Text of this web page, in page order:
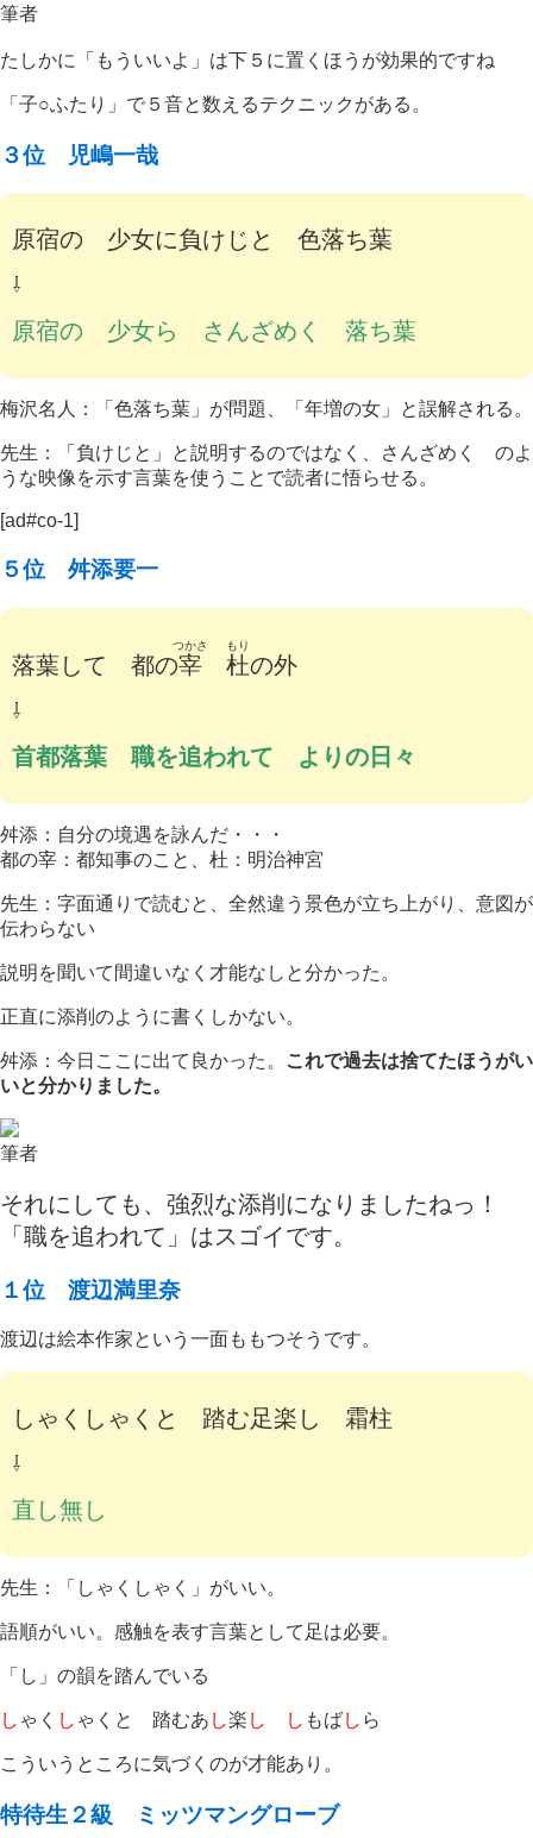
筆者
たしかに「もういいよ」は下５に置くほうが効果的ですね
「子○ふたり」で５音と数えるテクニックがある。
３位 児嶋一哉
原宿の 少女に負けじと 色落ち葉
⇩
原宿の 少女ら さんざめく 落ち葉
梅沢名人：「色落ち葉」が問題、「年増の女」と誤解される。
先生：「負けじと」と説明するのではなく、さんざめく のよ
うな映像を示す言葉を使うことで読者に悟らせる。
[ad#co-1]
５位 舛添要一
落葉して 都の宰
つかさ
杜
もり
の外
⇩
首都落葉 職を追われて よりの日々
舛添：自分の境遇を詠んだ・・・
都の宰：都知事のこと、杜：明治神宮
先生：字面通りで読むと、全然違う景色が立ち上がり、意図が
伝わらない
説明を聞いて間違いなく才能なしと分かった。
正直に添削のように書くしかない。
舛添：今日ここに出て良かった。
これで過去は捨てたほうがい
いと分かりました。
筆者
それにしても、強烈な添削になりましたねっ！
「職を追われて」はスゴイです。
１位 渡辺満里奈
渡辺は絵本作家という一面ももつそうです。
しゃくしゃくと 踏む足楽し 霜柱
⇩
直し無し
先生：「しゃくしゃく」がいい。
語順がいい。感触を表す言葉として足は必要。
「し」の韻を踏んでいる
し ゃく し ゃくと 踏むあ し楽 し し もばし ら
こういうところに気づくのが才能あり。
特待生２級 ミッツマングローブ